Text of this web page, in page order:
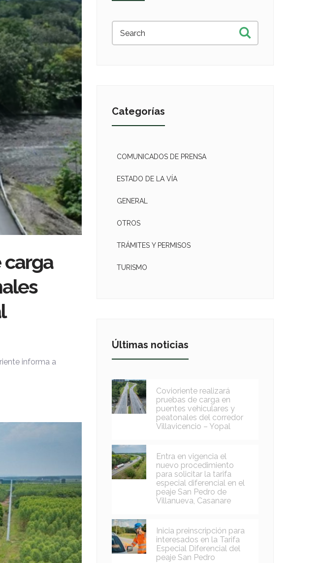
carga
informa a
Categorías
COMUNICADOS DE PRENSA
ESTADO DE LA VÍA
GENERAL
OTROS
TRÁMITES Y PERMISOS
TURISMO
Últimas noticias
Covioriente realizará
pruebas de carga en
puentes vehiculares y
peatonales del corredor
Villavicencio – Yopal
Entra en vigencia el
nuevo procedimiento
para solicitar la tarifa
especial diferencial en el
peaje San Pedro de
Villanueva, Casanare
Inicia preinscripción para
interesados en la Tarifa
Especial Diferencial del
peaje San Pedro